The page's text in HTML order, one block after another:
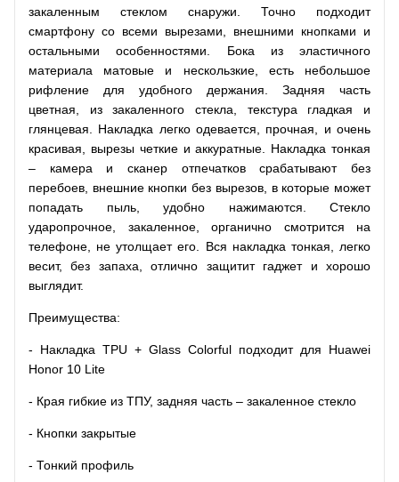
закаленным стеклом снаружи. Точно подходит
смартфону со всеми вырезами, внешними кнопками и
остальными особенностями. Бока из эластичного
материала матовые и нескользкие, есть небольшое
рифление для удобного держания. Задняя часть
цветная, из закаленного стекла, текстура гладкая и
глянцевая. Накладка легко одевается, прочная, и очень
красивая, вырезы четкие и аккуратные. Накладка тонкая
– камера и сканер отпечатков срабатывают без
перебоев, внешние кнопки без вырезов, в которые может
попадать пыль, удобно нажимаются. Стекло
ударопрочное, закаленное, органично смотрится на
телефоне, не утолщает его. Вся накладка тонкая, легко
весит, без запаха, отлично защитит гаджет и хорошо
выглядит.
Преимущества:
- Накладка TPU + Glass Colorful подходит для Huawei
Honor 10 Lite
- Края гибкие из ТПУ, задняя часть – закаленное стекло
- Кнопки закрытые
- Тонкий профиль